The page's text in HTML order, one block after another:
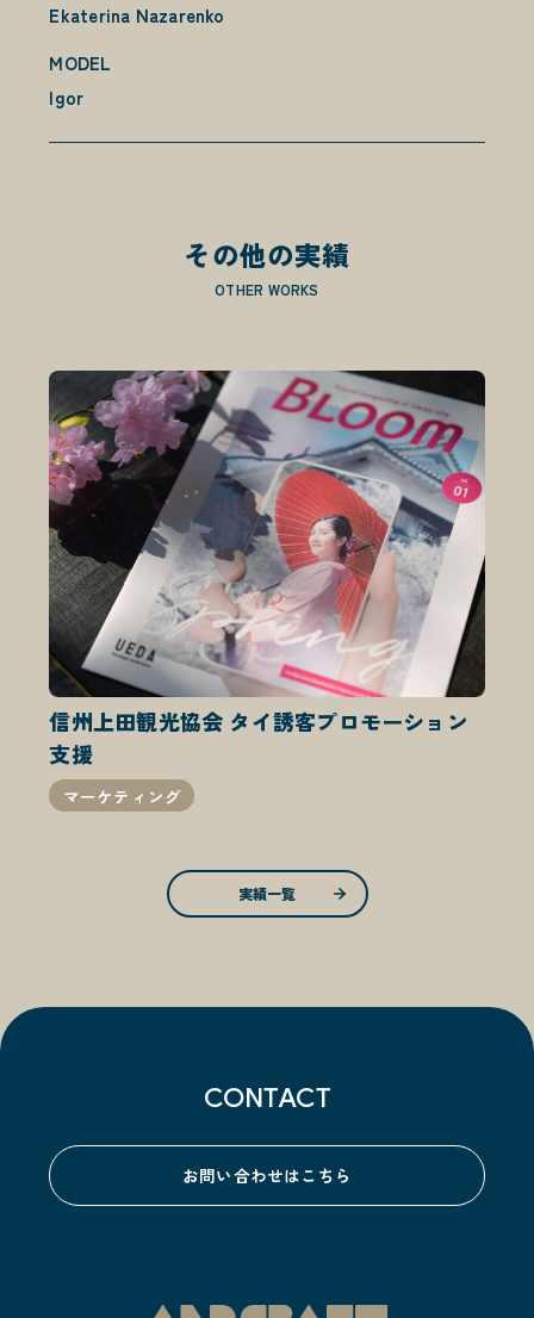
Ekaterina Nazarenko
MODEL
Igor
その他の実績
OTHER WORKS
信州上田観光協会 タイ誘客プロモーション
支援
マーケティング
実績一覧
CONTACT
お問い合わせはこちら